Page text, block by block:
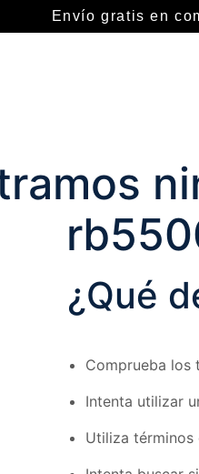
Envío gratis en
¿Qué
Comprueba los
Intenta utilizar
Utiliza términos
2. camisas
3.
4. chaleco
6 . buzo
8. chaleco
9. polo